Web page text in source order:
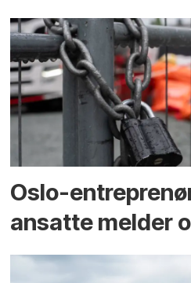
Oslo-
ansatte melder